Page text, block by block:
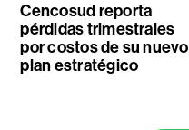
Cencosud reporta
pérdidas trimestrales
por costos de su nuevo
plan estratégico